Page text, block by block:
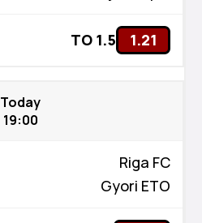
TO 1.5 1.21
Today
19:00
Riga FC
Gyori ETO